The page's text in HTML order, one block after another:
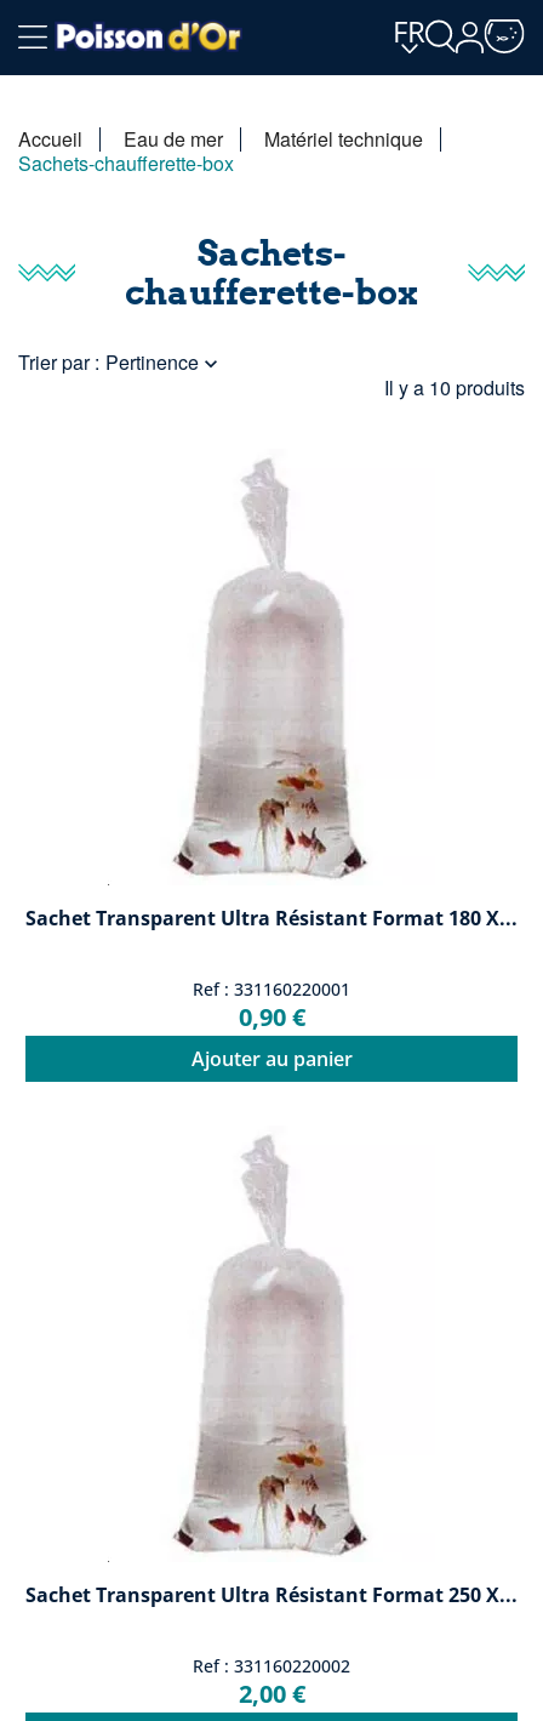
FR
Accueil Eau de mer
Matériel technique
Sachets-chaufferette-box
Sachets-
chaufferette-box
Trier par : Pertinence 
Il y a 10 produits
Sachet Transparent Ultra Résistant Format 180 X...
Ref : 331160220001
0,90 €
Ajouter au panier
Sachet Transparent Ultra Résistant Format 250 X...
Ref : 331160220002
2,00 €